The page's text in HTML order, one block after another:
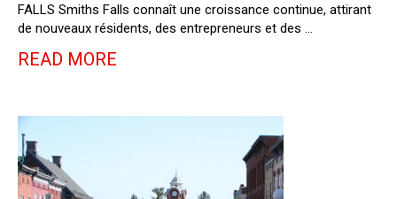
FALLS Smiths Falls connaît une croissance continue, attirant
de nouveaux résidents, des entrepreneurs et des …
READ MORE